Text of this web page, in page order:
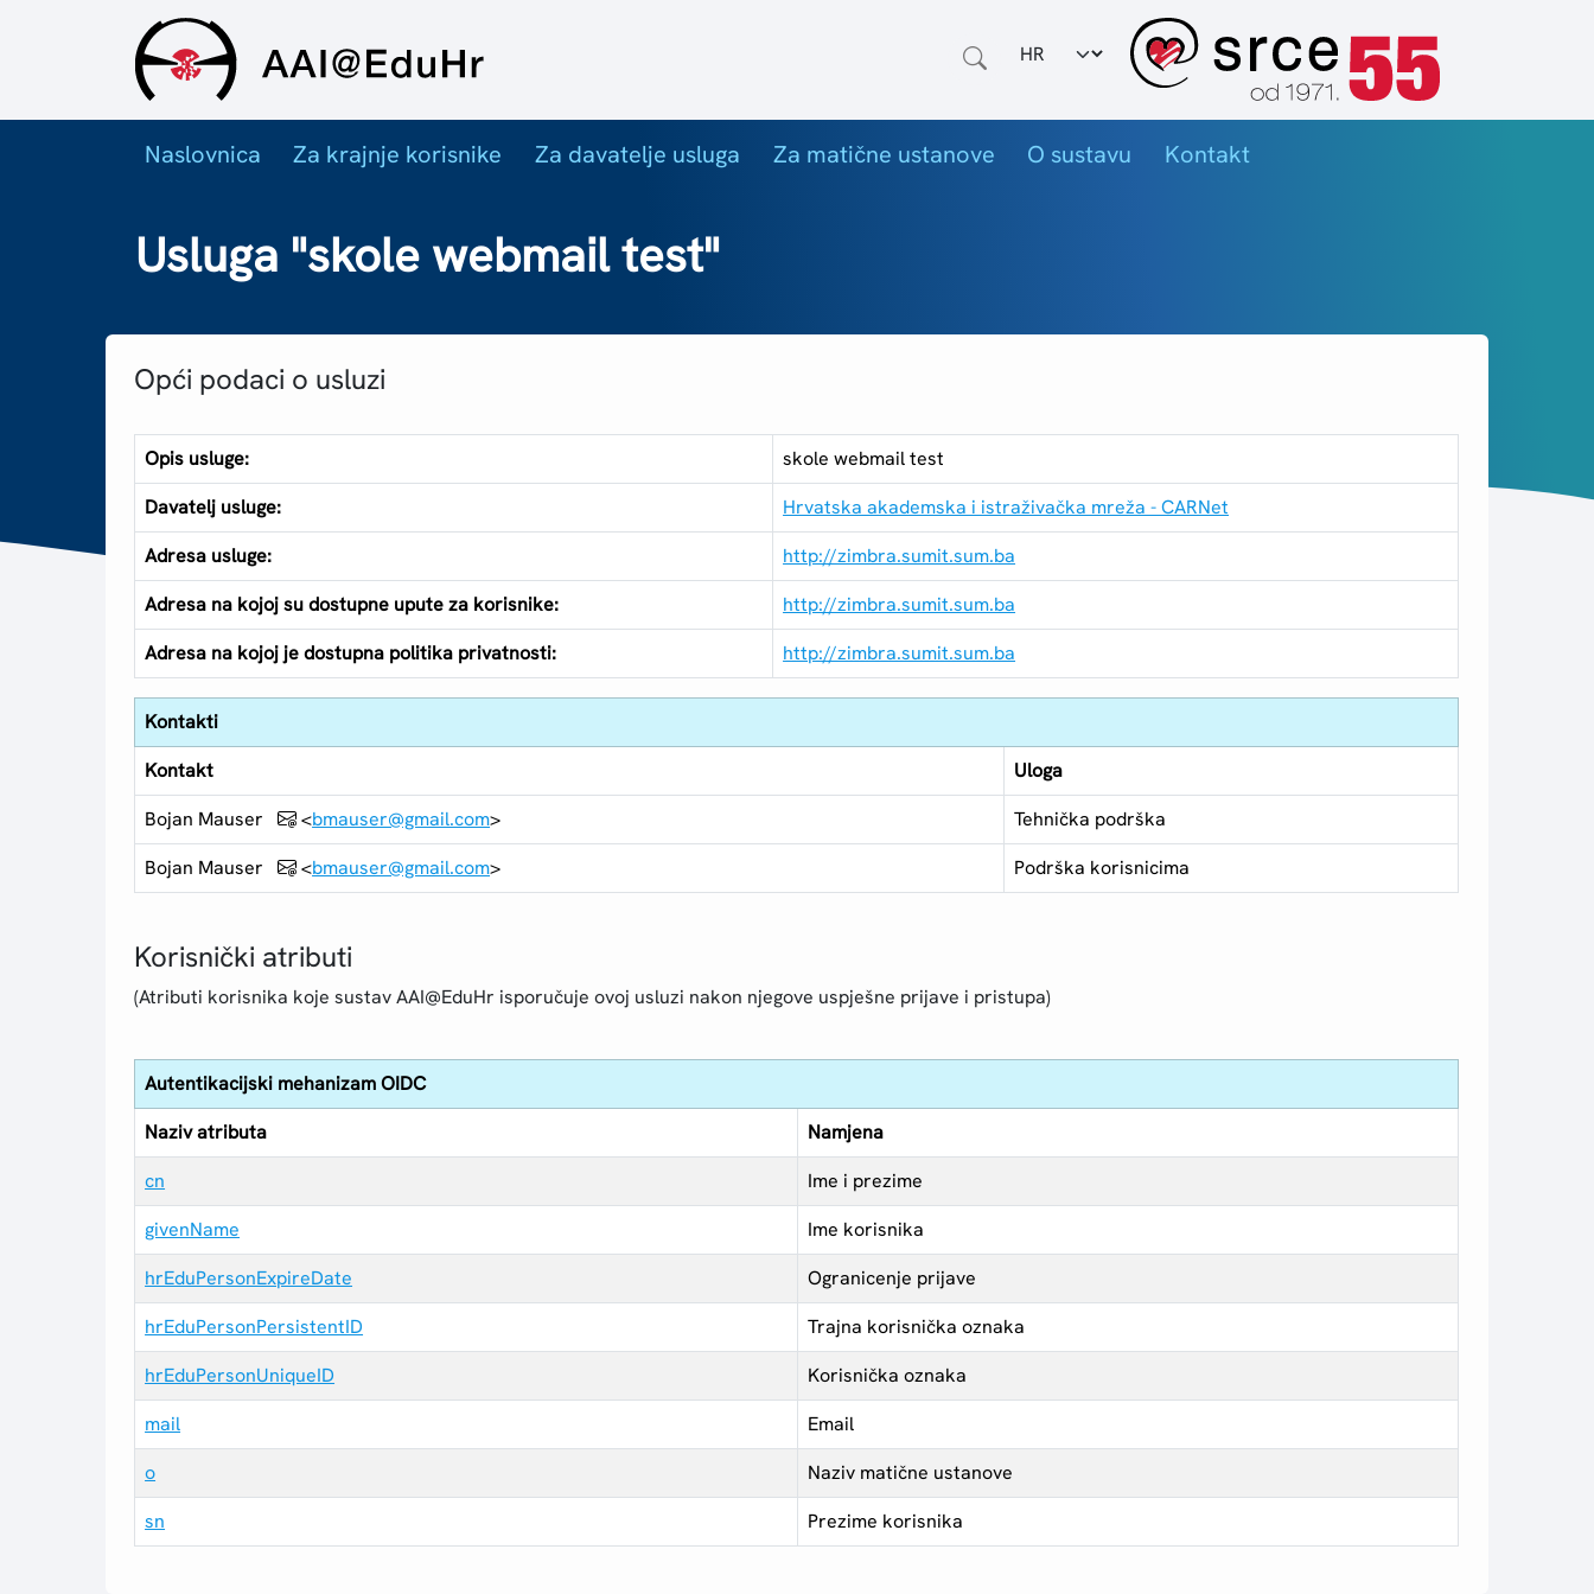
Odabir jezika
Naslovnica Za krajnje korisnike Za davatelje usluga Za matične ustanove O sustavu Kontakt
Usluga "skole webmail test"
Opći podaci o usluzi
Opis usluge:
skole webmail test
Davatelj usluge:
Hrvatska akademska i istraživačka mreža - CARNet
Adresa usluge:
http://zimbra.sumit.sum.ba
Adresa na kojoj su dostupne upute za korisnike:
http://zimbra.sumit.sum.ba
Adresa na kojoj je dostupna politika privatnosti:
http://zimbra.sumit.sum.ba
Kontakti
Kontakt
Uloga
Bojan Mauser
<bmauser@gmail.com>
Tehnička podrška
Bojan Mauser
<bmauser@gmail.com> Podrška korisnicima
Korisnički atributi
(Atributi korisnika koje sustav AAI@EduHr isporučuje ovoj usluzi nakon njegove uspješne prijave i pristupa)
Autentikacijski mehanizam OIDC
Naziv atributa
Namjena
cn
Ime i prezime
givenName
Ime korisnika
hrEduPersonExpireDate
Ogranicenje prijave
hrEduPersonPersistentID
Trajna korisnička oznaka
hrEduPersonUniqueID
Korisnička oznaka
mail
Email
o
Naziv matične ustanove
sn
Prezime korisnika